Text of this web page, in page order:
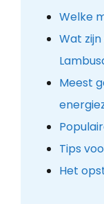
Welke
Wat
Meest
Tips
Het